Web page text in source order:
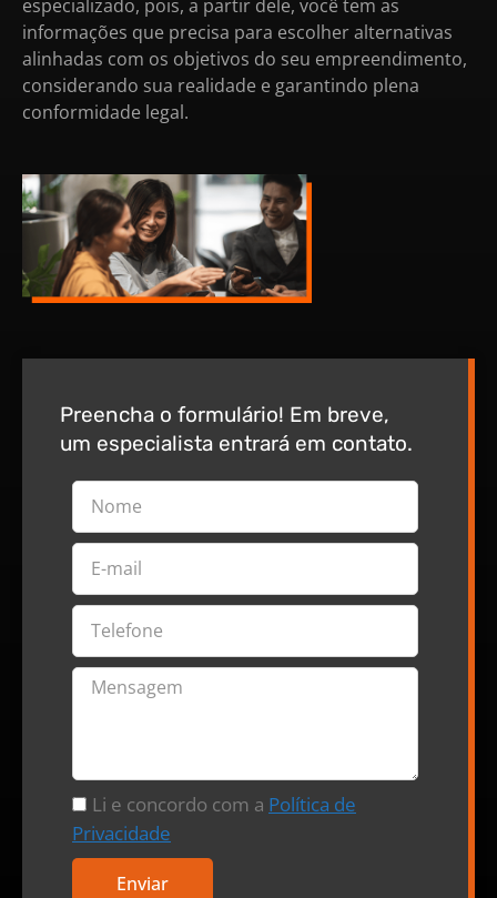
especializado, pois, a partir dele, você tem as
informações que precisa para escolher alternativas
alinhadas com os objetivos do seu empreendimento,
considerando sua realidade e garantindo plena
conformidade legal.
Preencha o formulário! Em breve,
um especialista entrará em contato.
Li e concordo com a Política de
Privacidade
Enviar